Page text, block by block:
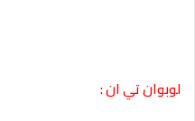
لوبوان تي ان :